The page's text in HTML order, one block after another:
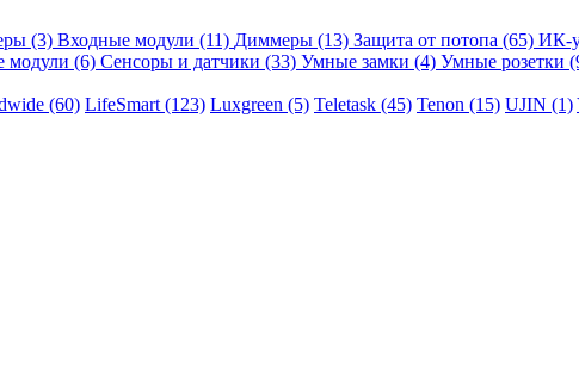
(3) Входные модули (11) Диммеры (13) Защита от потопа (65) ИК-
модули (6) Сенсоры и датчики (33) Умные замки (4) Умные розетки
(60) LifeSmart (123) Luxgreen (5) Teletask (45) Tenon (15) UJIN (1)